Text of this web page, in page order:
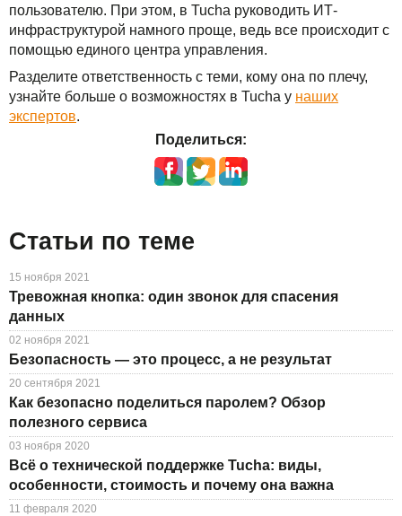
пользователю. При этом, в Tucha руководить ИТ-
инфраструктурой намного проще, ведь все происходит с
помощью единого центра управления.
Разделите ответственность с теми, кому она по плечу,
узнайте больше о возможностях в Tucha у наших
экспертов.
Поделиться:
Статьи по теме
15 ноября 2021
Тревожная кнопка: один звонок для спасения
данных
02 ноября 2021
Безопасность — это процесс, а не результат
20 сентября 2021
Как безопасно поделиться паролем? Обзор
полезного сервиса
03 ноября 2020
Всё о технической поддержке Tucha: виды,
особенности, стоимость и почему она важна
11 февраля 2020